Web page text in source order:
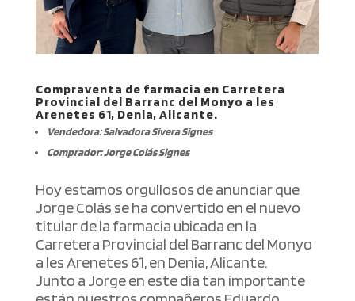
Compraventa de farmacia en Carretera
Provincial del Barranc del Monyo a les
Arenetes 61, Denia, Alicante.
Vendedora: Salvadora Sivera Signes
Comprador: Jorge Colás Signes
Hoy estamos orgullosos de anunciar que
Jorge Colás se ha convertido en el nuevo
titular de la farmacia ubicada en la
Carretera Provincial del Barranc del Monyo
a les Arenetes 61, en Denia, Alicante.
Junto a Jorge en este día tan importante